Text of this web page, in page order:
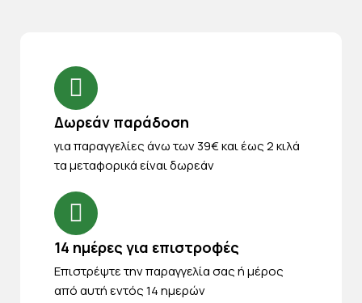
Δωρεάν παράδοση
για παραγγελίες άνω των 39€ και έως 2 κιλά
τα μεταφορικά είναι δωρεάν
14 ημέρες για επιστροφές
Eπιστρέψτε την παραγγελία σας ή μέρος
από αυτή εντός 14 ημερών